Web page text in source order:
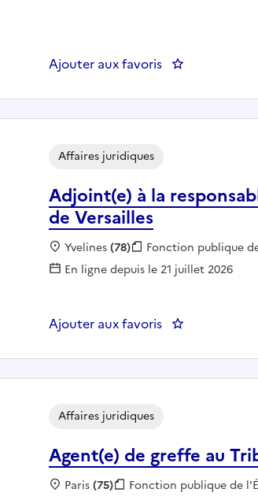
Ajouter aux favoris : PREF91 -
Adjoint(e) à la
de Versailles
Affaires juridiques
Localisation :
Yvelines(78) Fonction publique :
Fonction publique
En ligne depuis le 21 juillet 2026
Ajouter aux favoris : Adjoint(e) à
Agent(e) de greffe au
Affaires juridiques
Localisation :
Paris(75) Fonction publique :
Fonction publique de